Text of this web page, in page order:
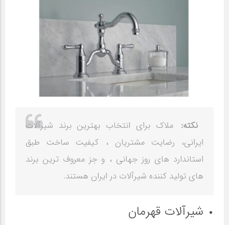
نکته:
ملاک برای انتخاب بهترین برند شیرآلات
ایرانی، رضایت مشتریان ، کیفیت ساخت طبق
استاندارد های روز جهانی ، و جز معروف ترین برند
های تولید کننده شیرآلات در ایران هستند.
شیرآلات قهرمان